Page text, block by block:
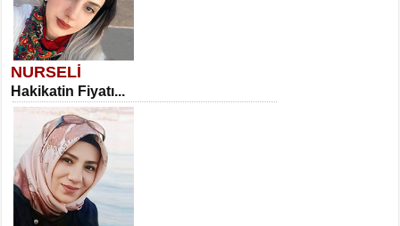
NURSELİ
Hakikatin Fiyatı...